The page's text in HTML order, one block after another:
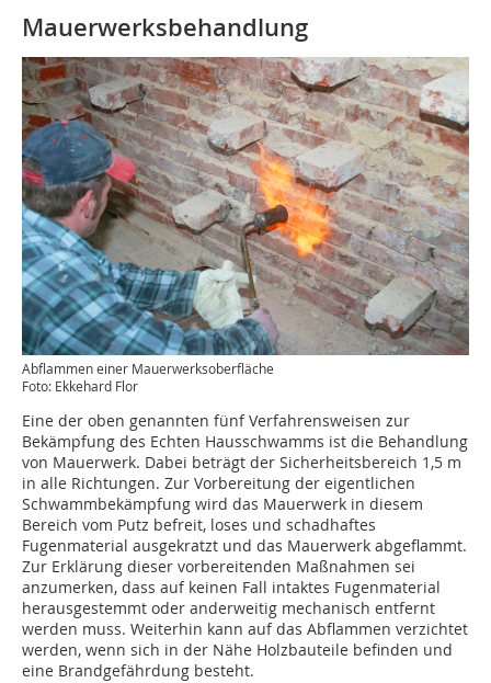
Mauerwerksbehandlung
Abflammen einer Mauerwerks­oberfläche
Foto: Ekkehard Flor
Eine der oben genannten fünf Verfahrensweisen zur
Bekämpfung des Echten Hausschwamms ist die Behandlung
von Mauerwerk. Dabei beträgt der Sicherheitsbereich 1,5 m
in alle Richtungen. Zur Vorbereitung der eigentlichen
Schwammbekämpfung wird das Mauerwerk in diesem
Bereich vom Putz befreit, loses und schadhaftes
Fugenmaterial ausgekratzt und das Mauerwerk abgeflammt.
Zur Erklärung dieser vorbereitenden Maßnahmen sei
anzumerken, dass auf keinen Fall intaktes Fugenmaterial
herausgestemmt oder anderweitig mechanisch entfernt
werden muss. Weiterhin kann auf das Abflammen verzichtet
werden, wenn sich in der Nähe Holzbauteile befinden und
eine Brandgefährdung besteht.